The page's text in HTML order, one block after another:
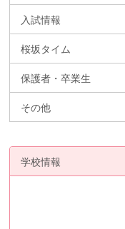
入試情報
桜坂タイム
保護者・卒業生
その他
学校情報